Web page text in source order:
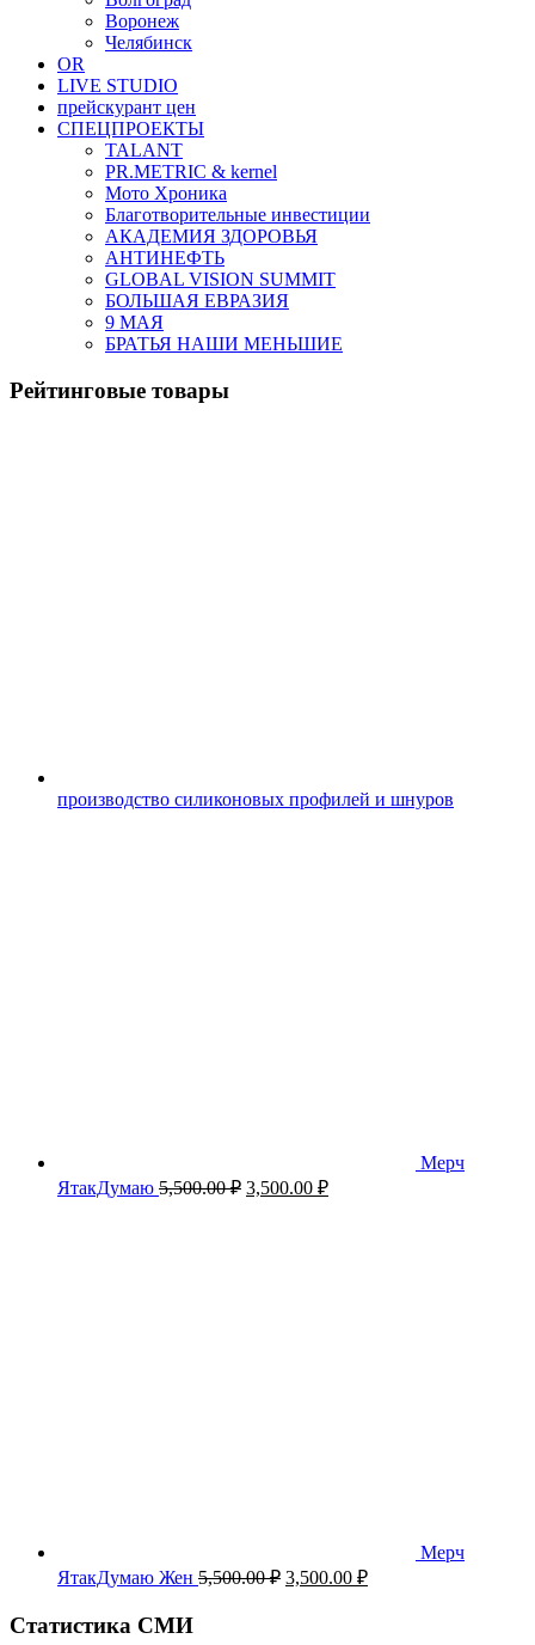
Воронеж
Челябинск
OR
LIVE STUDIO
прейскурант цен
СПЕЦПРОЕКТЫ
TALANT
PR.METRIC & kernel
Мото Хроника
Благотворительные инвестиции
АКАДЕМИЯ ЗДОРОВЬЯ
АНТИНЕФТЬ
GLOBAL VISION SUMMIT
БОЛЬШАЯ ЕВРАЗИЯ
9 МАЯ
БРАТЬЯ НАШИ МЕНЬШИЕ
Рейтинговые товары
производство силиконовых профилей и шнуров
Мерч
ЯтакДумаю 5,500.00₽ Первоначальная
3,500.00 ₽Текущая
Мерч
ЯтакДумаю Жен 5,500.00₽ Первоначальная
3,500.00 ₽Текущая
Статистика СМИ